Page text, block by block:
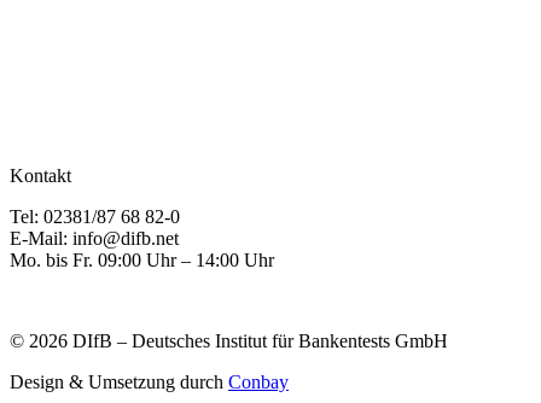
Kontakt
Tel: 02381/87 68 82-0
E-Mail: info@difb.net
Mo. bis Fr. 09:00 Uhr – 14:00 Uhr
© 2026 DIfB – Deutsches Institut für Bankentests GmbH
Design & Umsetzung durch Conbay